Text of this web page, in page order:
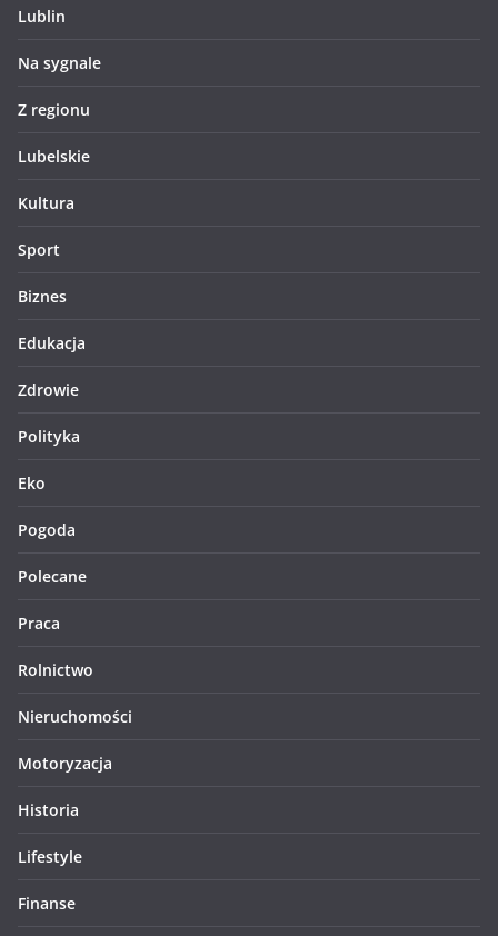
Lublin
Na sygnale
Z regionu
Lubelskie
Kultura
Sport
Biznes
Edukacja
Zdrowie
Polityka
Eko
Pogoda
Polecane
Praca
Rolnictwo
Nieruchomości
Motoryzacja
Historia
Lifestyle
Finanse